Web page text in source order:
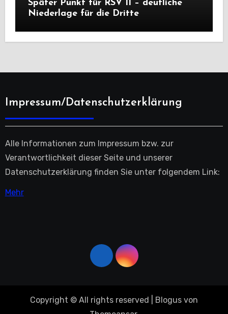
Später Punkt für RSV II – deutliche
Niederlage für die Dritte
Impressum/Datenschutzerklärung
Alle Informationen zum Impressum bzw. zur
Verantwortlichkeit dieser Seite und unserer
Datenschutzerklärung finden Sie unter folgendem Link:
Mehr
Copyright © All rights reserved Blogus von